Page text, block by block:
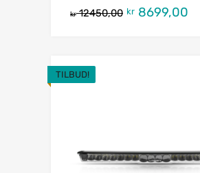
kr12450,00 kr 8699,00
TILBUD!